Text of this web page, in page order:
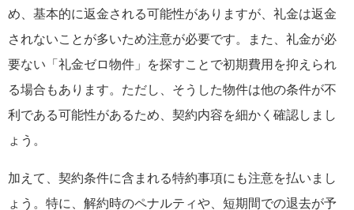
め、基本的に返金される可能性がありますが、礼金は返金
されないことが多いため注意が必要です。また、礼金が必
要ない「礼金ゼロ物件」を探すことで初期費用を抑えられ
る場合もあります。ただし、そうした物件は他の条件が不
利である可能性があるため、契約内容を細かく確認しまし
ょう。
加えて、契約条件に含まれる特約事項にも注意を払いまし
ょう。特に、解約時のペナルティや、短期間での退去が予